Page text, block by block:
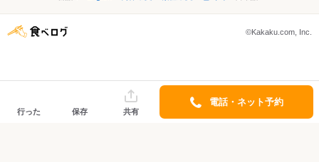
©Kakaku.com, Inc.
行った 保存 共有
電話・ネット予約